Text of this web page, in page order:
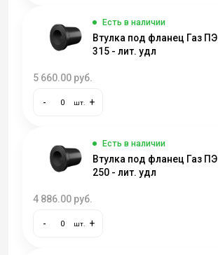
Есть в наличии
Втулка под фланец Газ
315 - лит. удл
5 660.00 руб.
- шт. +
Есть в наличии
Втулка под фланец Газ
250 - лит. удл
4 886.00 руб.
- шт. +